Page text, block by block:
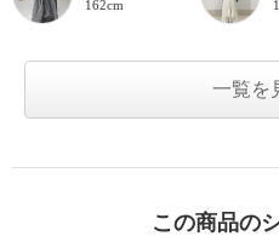
162cm
一覧を
この商品の